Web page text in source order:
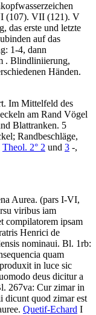
(107). VII (121). V
das erste und letzte
auf das
1-4, dann
. Blindliniierung,
Händen.
Im Mittelfeld des
am Rand Vögel
Blattranken. 5
Randbeschläge,
Theol. 2° 2 und 3 -,
Aurea. (pars I-VI,
viribus iam
compilatorem ipsam
Henrici de
nominaui. Bl. 1rb:
quam
in luce sic
deus dicitur a
267va: Cur zimar in
dicunt quod zimar est
Quetif-Echard I